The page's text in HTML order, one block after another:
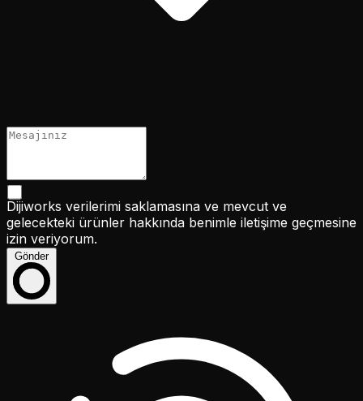
Dijiworks verilerimi saklamasına ve mevcut ve
gelecekteki ürünler hakkında benimle iletişime geçmesine
izin veriyorum.
Gönder